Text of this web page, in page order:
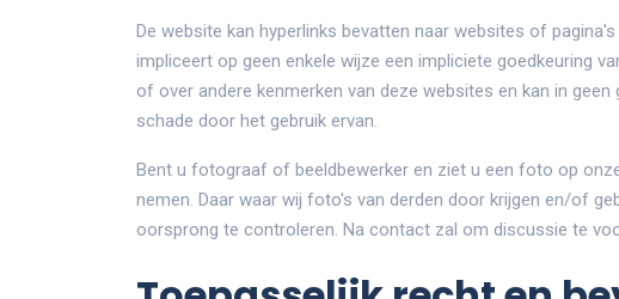
De website kan hyperlinks bevatten naar websites of
impliceert op geen enkele wijze een impliciete goedkeuring
of over andere kenmerken van deze websites en kan in
schade door het gebruik ervan.
Bent u fotograaf of beeldbewerker en ziet u een foto op
nemen. Daar waar wij foto's van derden door krijgen en/of
oorsprong te controleren. Na contact zal om discussie te